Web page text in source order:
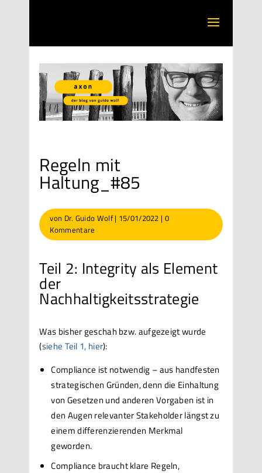
Regeln mit
Haltung_#85
von Dr. Guido Wolf| 15/01/2022 | 0
Kommentare
Teil 2: Integrity als Element
der
Nachhaltigkeitsstrategie
Was bisher geschah bzw. aufgezeigt wurde
(siehe Teil 1, hier):
Compliance ist notwendig – aus handfesten
strategischen Gründen, denn die Einhaltung
von Gesetzen und anderen Vorgaben ist in
den Augen relevanter Stakeholder längst zu
einem differenzierenden Merkmal
geworden.
Compliance braucht klare Regeln,